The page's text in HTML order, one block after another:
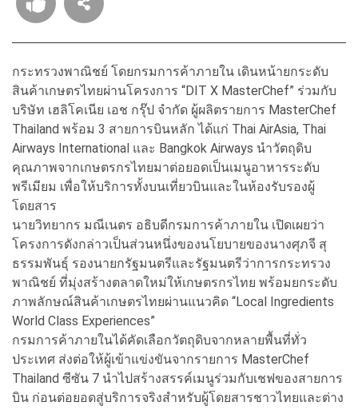
กระทรวงพาณิชย์ โดยกรมการค้าภายใน เดินหน้ายกระดับ
สินค้าเกษตรไทยผ่านโครงการ “DIT X MasterChef” ร่วมกับ
บริษัท เฮลิโคเนีย เอช กรุ๊ป จำกัด ผู้ผลิตรายการ MasterChef
Thailand พร้อม 3 สายการบินหลัก ได้แก่ Thai AirAsia, Thai
Airways International และ Bangkok Airways นำวัตถุดิบ
คุณภาพจากเกษตรกรไทยมาต่อยอดเป็นเมนูอาหารระดับ
พรีเมียม เพื่อให้บริการทั้งบนเที่ยวบินและในห้องรับรองผู้
โดยสาร
นายวิทยากร มณีเนตร อธิบดีกรมการค้าภายใน เปิดเผยว่า
โครงการดังกล่าวเป็นส่วนหนึ่งของนโยบายของนางศุภจี สุ
ธรรมพันธุ์ รองนายกรัฐมนตรีและรัฐมนตรีว่าการกระทรวง
พาณิชย์ ที่มุ่งสร้างตลาดใหม่ให้เกษตรกรไทย พร้อมยกระดับ
ภาพลักษณ์สินค้าเกษตรไทยผ่านแนวคิด “Local Ingredients
World Class Experiences”
กรมการค้าภายในได้คัดเลือกวัตถุดิบจากหลายพื้นที่ทั่ว
ประเทศ ส่งต่อให้ผู้เข้าแข่งขันจากรายการ MasterChef
Thailand ซีซัน 7 นำไปสร้างสรรค์เมนูร่วมกับเชฟของสายการ
บิน ก่อนต่อยอดสู่บริการจริงสำหรับผู้โดยสารชาวไทยและต่าง